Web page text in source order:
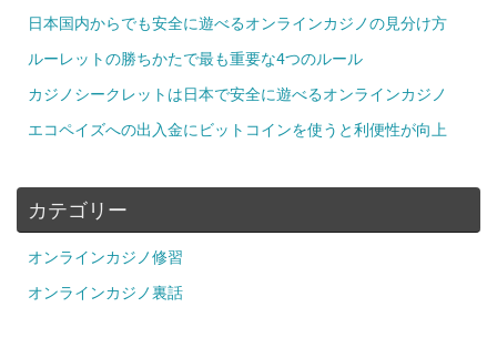
日本国内からでも安全に遊べるオンラインカジノの見分け方
ルーレットの勝ちかたで最も重要な4つのルール
カジノシークレットは日本で安全に遊べるオンラインカジノ
エコペイズへの出入金にビットコインを使うと利便性が向上
カテゴリー
オンラインカジノ修習
オンラインカジノ裏話